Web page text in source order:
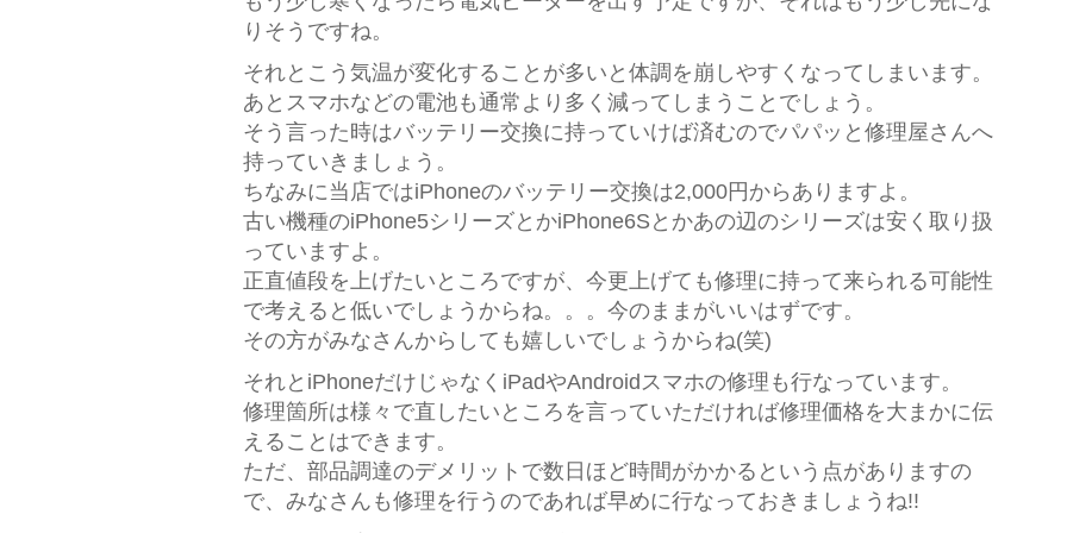
りそうですね。
それとこう気温が変化することが多いと体調を崩しやすくなってしまいます。
あとスマホなどの電池も通常より多く減ってしまうことでしょう。
そう言った時はバッテリー交換に持っていけば済むのでパパッと修理屋さんへ
持っていきましょう。
ちなみに当店ではiPhoneのバッテリー交換は2,000円からありますよ。
古い機種のiPhone5シリーズとかiPhone6Sとかあの辺のシリーズは安く取り扱
っていますよ。
正直値段を上げたいところですが、今更上げても修理に持って来られる可能性
で考えると低いでしょうからね。。。今のままがいいはずです。
その方がみなさんからしても嬉しいでしょうからね(笑)
それとiPhoneだけじゃなくiPadやAndroidスマホの修理も行なっています。
修理箇所は様々で直したいところを言っていただければ修理価格を大まかに伝
えることはできます。
ただ、部品調達のデメリットで数日ほど時間がかかるという点がありますの
で、みなさんも修理を行うのであれば早めに行なっておきましょうね!!